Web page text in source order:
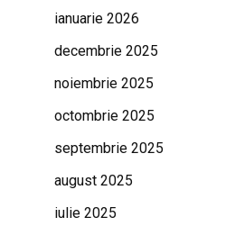
ianuarie 2026
decembrie 2025
noiembrie 2025
octombrie 2025
septembrie 2025
august 2025
iulie 2025